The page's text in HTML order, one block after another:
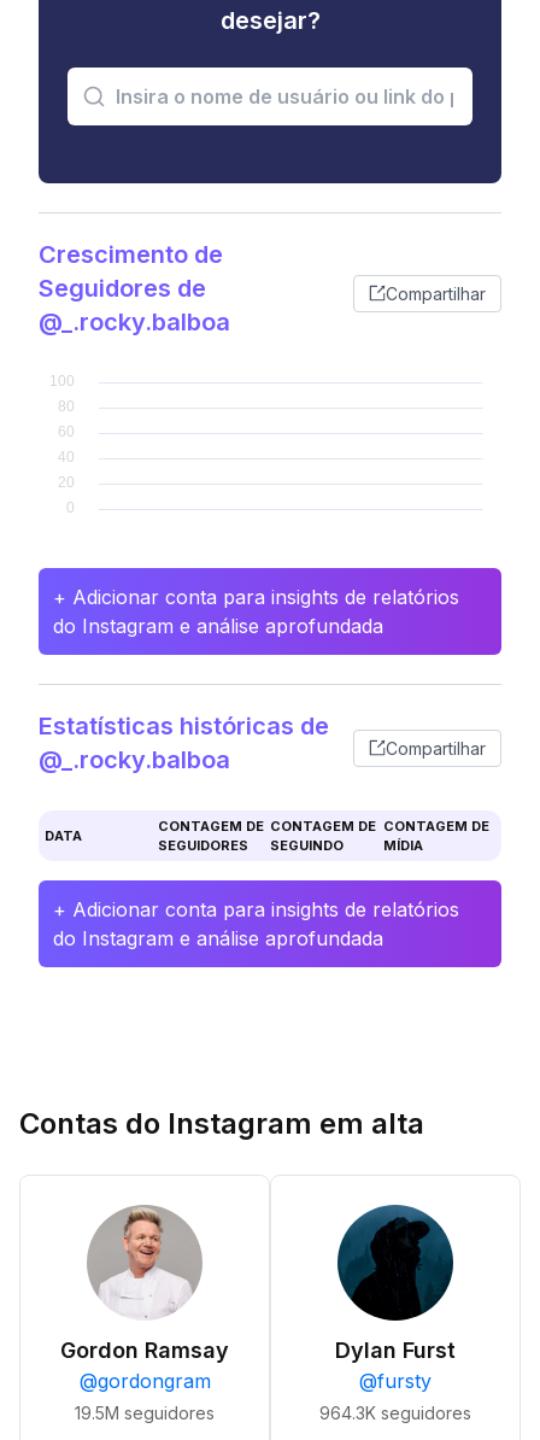
desejar?
Crescimento de
Seguidores de
@_.rocky.balboa
Compartilhar
+ Adicionar conta para insights de relatórios
do Instagram e análise aprofundada
Estatísticas históricas de
@_.rocky.balboa
Compartilhar
DATA
CONTAGEM DE
SEGUIDORES
CONTAGEM DE
SEGUINDO
CONTAGEM DE
MÍDIA
+ Adicionar conta para insights de relatórios
do Instagram e análise aprofundada
Contas do Instagram em alta
Gordon Ramsay
@gordongram
19.5M seguidores
Dylan Furst
@fursty
964.3K seguidores